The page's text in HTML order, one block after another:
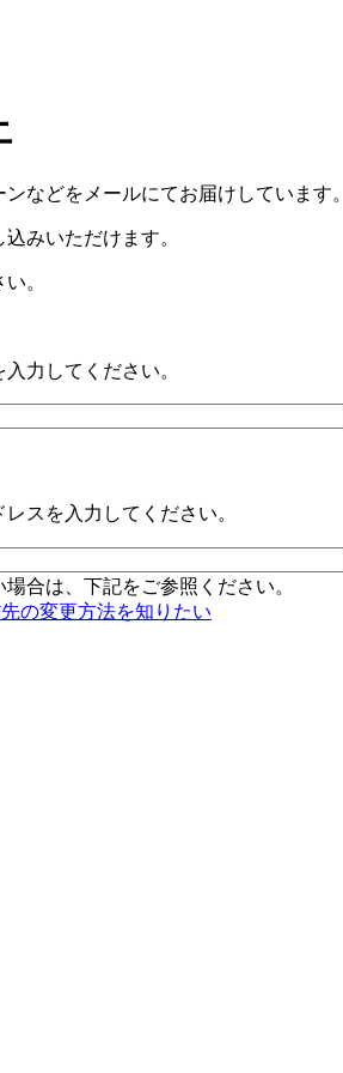
などをメールにてお届けしています。
みいただけます。
。
力してください。
スを入力してください。
合は、下記をご参照ください。
の変更方法を知りたい